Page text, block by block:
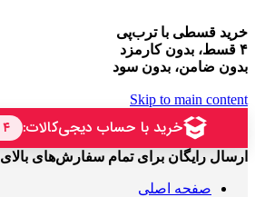
خرید قسطی با ترب‌پی
۴ قسط، بدون کارمزد
بدون ضامن، بدون سود
Skip to main content
ارسال رایگان برای تمام سفارش‌های بالای 5 میلون تومان
صفحه اصلی